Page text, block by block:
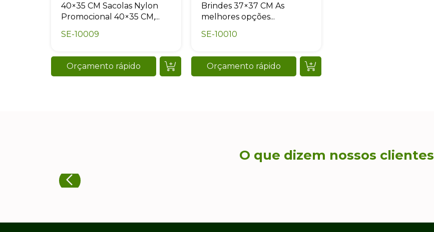
40×35 CM Sacolas Nylon
Promocional 40×35 CM,...
SE-10009
Orçamento rápido
Brindes 37×37 CM As
melhores opções...
SE-10010
Orçamento rápido
O que dizem nossos clientes